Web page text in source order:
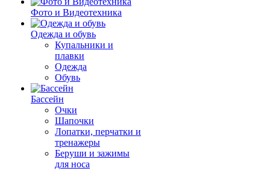
Фото и Видеотехника
Одежда и обувь
Купальники и
плавки
Одежда
Обувь
Бассейн
Очки
Шапочки
Лопатки, перчатки и
тренажеры
Беруши и зажимы
для носа